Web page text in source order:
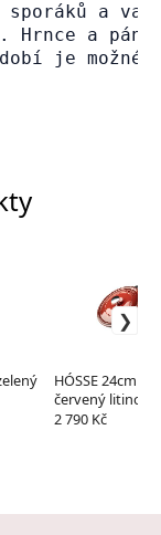
sporáků a
Hrnce a
je
HÓSSE 24cm -
červený litinový
2 790 Kč